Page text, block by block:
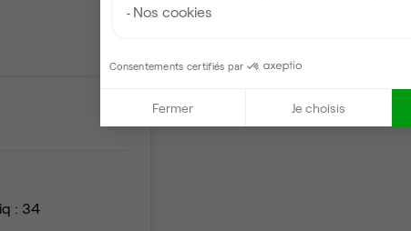
: 34
Nos cookies
Consentements certifiés par
Fermer Je choisis